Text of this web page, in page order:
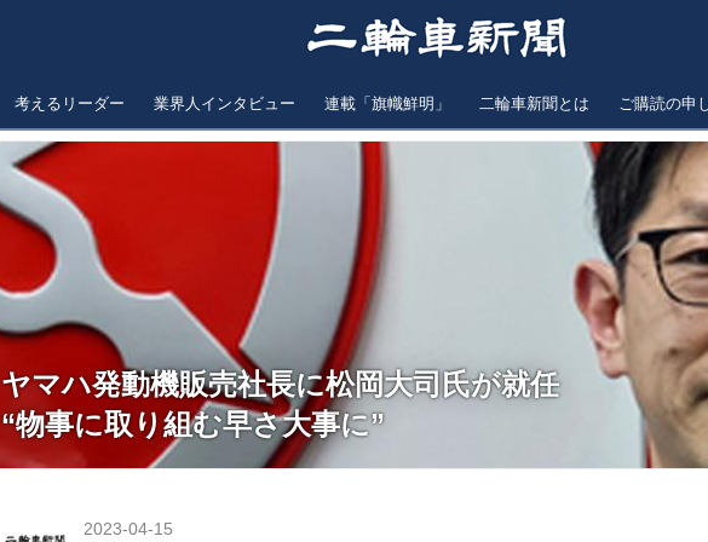
考えるリーダー 業界人インタビュー 連載「旗幟鮮明」 二輪車新聞とは ご購読の申
ヤマハ発動機販売社長に松岡大司氏が就任
“物事に取り組む早さ大事に”
2023-04-15